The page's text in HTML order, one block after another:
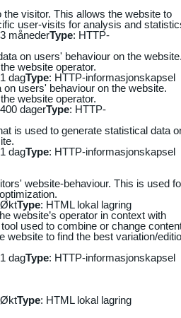
visitor. This allows the website to
user-visits for analysis and
månederType: HTTP-
on users' behaviour on the
website operator.
dagType: HTTP-informasjonskapsel
users' behaviour on the website.
website operator.
dagerType: HTTP-
is used to generate statistical data
dagType: HTTP-informasjonskapsel
website-behaviour. This is used
Type: HTML lokal lagring
website’s operator in context with
used to combine or change
website to find the best variation/
dagType: HTTP-informasjonskapsel
Type: HTML lokal lagring